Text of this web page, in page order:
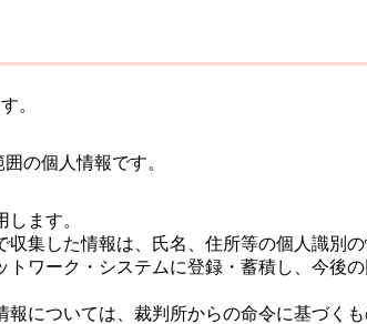
。
の個人情報です。
ます。
集した情報は、氏名、住所等の個人識別
ワーク・システムに登録・蓄積し、今後
については、裁判所からの命令に基づく